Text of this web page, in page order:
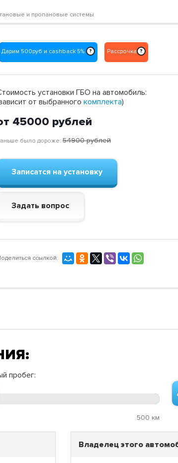
и пропановые системы
Дарим 500руб и cashback 5% ? Рассрочка ?
установки ГБО на автомобиль:
от выбранного комплекта)
45000 рублей
было дороже: 54900рублей
Записатся на установку
Задать вопрос
ссылкой:
пробег:
500 км
Владелец этого